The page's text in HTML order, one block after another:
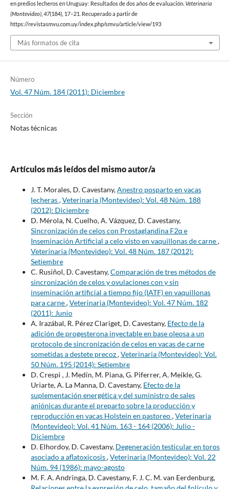
en predios lecheros en Uruguay: Resultados de dos años de evaluación. Veterinaria
(Montevideo), 47(184), 17–21. Recuperado a partir de
https://revistasmvu.com.uy/index.php/smvu/article/view/193
Más formatos de cita
Número
Vol. 47 Núm. 184 (2011): Diciembre
Sección
Notas técnicas
Artículos más leídos del mismo autor/a
J. T. Morales, D. Cavestany,Anestro posparto en vacas
lecheras,Veterinaria (Montevideo): Vol. 48 Núm. 188
(2012): Diciembre
D. Mérola, N. Cuelho, A. Vázquez, D. Cavestany,
Sincronización de celos con Prostaglandina F2α e
Inseminación Artificial a celo visto en vaquillonas de carne,
Veterinaria (Montevideo): Vol. 48 Núm. 187 (2012):
Setiembre
C. Rusiñol, D. Cavestany,Comparación de tres métodos de
sincronización de celos y ovulaciones con y sin
inseminación artificial a tiempo fijo (IATF) en vaquillonas
para carne,Veterinaria (Montevideo): Vol. 47 Núm. 182
(2011): Junio
A. Irazábal, R. Pérez Clariget, D. Cavestany, Efecto de la
adición de progesterona inyectable en base oleosa a un
protocolo de sincronización de celos en vacas de carne
sometidas a destete precoz,Veterinaria (Montevideo): Vol.
50 Núm. 195 (2014): Setiembre
D. Crespi , J. Medín, M. Piana, G. Piferrer, A. Meikle, G.
Uriarte, A. La Manna, D. Cavestany, Efecto de la
suplementación energética y del suministro de sales
aniónicas durante el preparto sobre la producción y
reproducción en vacas Holstein en pastoreo,Veterinaria
(Montevideo): Vol. 41 Núm. 163 - 164 (2006): Julio -
Diciembre
D. Elhordoy, D. Cavestany, Degeneración testicular en toros
asociado a aflatoxicosis,Veterinaria (Montevideo): Vol. 22
Núm. 94 (1986): mayo-agosto
M. F. A. Andringa, D. Cavestany, F. J. C. M. van Eerdenburg,